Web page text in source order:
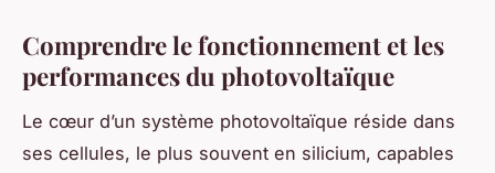
Comprendre le fonctionnement et les
performances du photovoltaïque
Le cœur d’un système photovoltaïque réside dans
ses cellules, le plus souvent en silicium, capables